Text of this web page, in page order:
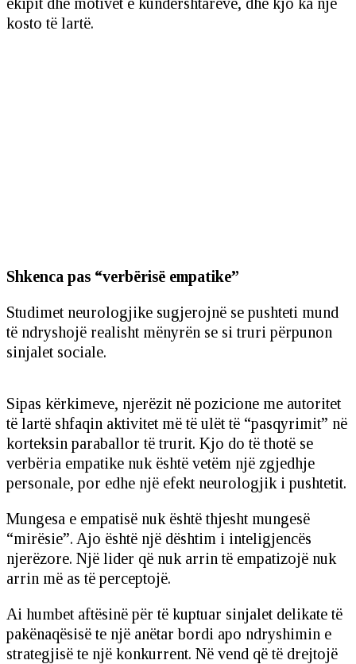
kosto të lartë.
Shkenca pas “verbërisë empatike”
Studimet neurologjike sugjerojnë se pushteti mund
të ndryshojë realisht mënyrën se si truri përpunon
sinjalet sociale.
Sipas kërkimeve, njerëzit në pozicione me autoritet
të lartë shfaqin aktivitet më të ulët të “pasqyrimit” në
korteksin paraballor të trurit. Kjo do të thotë se
verbëria empatike nuk është vetëm një zgjedhje
personale, por edhe një efekt neurologjik i pushtetit.
Mungesa e empatisë nuk është thjesht mungesë
“mirësie”. Ajo është një dështim i inteligjencës
njerëzore. Një lider që nuk arrin të empatizojë nuk
arrin më as të perceptojë.
Ai humbet aftësinë për të kuptuar sinjalet delikate të
pakënaqësisë te një anëtar bordi apo ndryshimin e
strategjisë te një konkurrent. Në vend që të drejtojë